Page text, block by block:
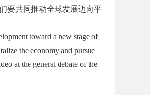
要共同推动全球发展迈向平
toward a new stage of
the economy and pursue
at the general debate of the